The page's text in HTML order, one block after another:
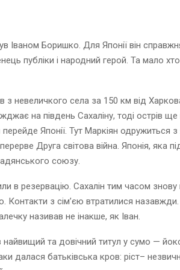
Іваном Боришко. Для Японії він
публіки і народний герой. Та мало
невеличкого села за 150 км від
на південь Сахаліну, тоді острів
Японії. Тут Маркіян одружиться з
Друга світова війна. Японія, яка
союзу.
в резервацію. Сахалін тим часом
Контакти з сім’єю втратилися
називав не інакше, як Іван.
найвищий та довічний титул у сумо —
далася батьківська кров: ріст–